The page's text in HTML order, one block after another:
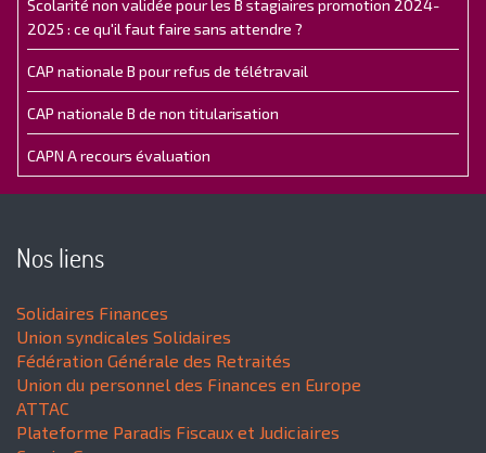
Scolarité non validée pour les B stagiaires promotion 2024-
2025 : ce qu'il faut faire sans attendre ?
CAP nationale B pour refus de télétravail
CAP nationale B de non titularisation
CAPN A recours évaluation
Nos liens
Solidaires Finances
Union syndicales Solidaires
Fédération Générale des Retraités
Union du personnel des Finances en Europe
ATTAC
Plateforme Paradis Fiscaux et Judiciaires